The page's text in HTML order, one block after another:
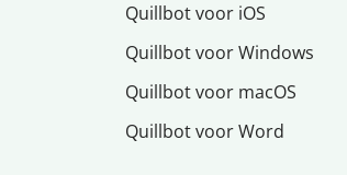
Quillbot voor iOS
Quillbot voor Windows
Quillbot voor macOS
Quillbot voor Word